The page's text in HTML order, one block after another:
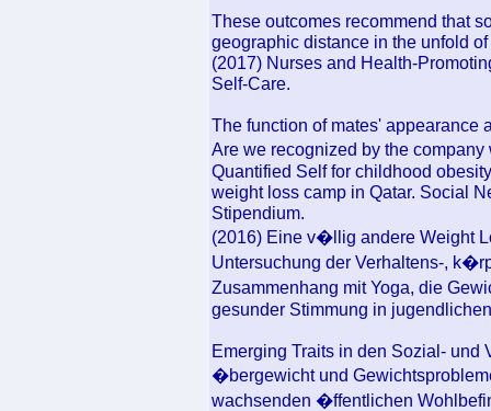
These outcomes recommend that
geographic distance in the unfold
(2017) Nurses and Health-
Self-Care.
The function of mates' appearance
Are we recognized by the
Quantified Self for childhood
weight loss camp in Qatar. Social
Stipendium.
(2016) Eine v�llig andere Weight
Untersuchung der Verhaltens-,
Zusammenhang mit Yoga, die
gesunder Stimmung in
Emerging Traits in den Sozial- und
�bergewicht und
wachsenden �ffentlichen